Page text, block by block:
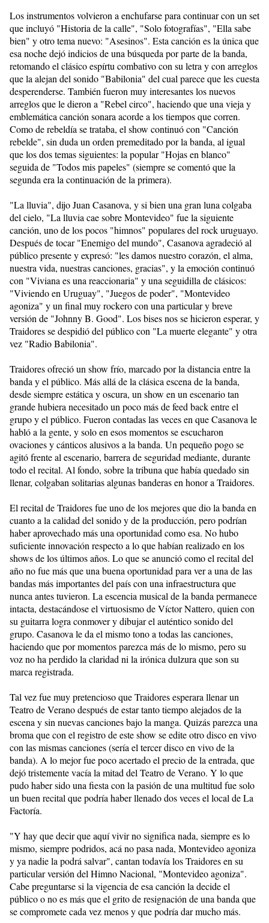
Los instrumentos volvieron a enchufarse para continuar con un set
que incluyó "Historia de la calle", "Solo fotografías", "Ella sabe
bien" y otro tema nuevo: "Asesinos". Esta canción es la única que
esa noche dejó indicios de una búsqueda por parte de la banda,
retomando el clásico espírtu combativo con su letra y con arreglos
que la alejan del sonido "Babilonia" del cual parece que les cuesta
desperenderse. También fueron muy interesantes los nuevos
arreglos que le dieron a "Rebel circo", haciendo que una vieja y
emblemática canción sonara acorde a los tiempos que corren.
Como de rebeldía se trataba, el show continuó con "Canción
rebelde", sin duda un orden premeditado por la banda, al igual
que los dos temas siguientes: la popular "Hojas en blanco"
seguida de "Todos mis papeles" (siempre se comentó que la
segunda era la continuación de la primera).
"La lluvia", dijo Juan Casanova, y si bien una gran luna colgaba
del cielo, "La lluvia cae sobre Montevideo" fue la siguiente
canción, uno de los pocos "himnos" populares del rock uruguayo.
Después de tocar "Enemigo del mundo", Casanova agradeció al
público presente y expresó: "les damos nuestro corazón, el alma,
nuestra vida, nuestras canciones, gracias", y la emoción continuó
con "Viviana es una reaccionaria" y una seguidilla de clásicos:
"Viviendo en Uruguay", "Juegos de poder", "Montevideo
agoniza" y un final muy rockero con una particular y breve
versión de "Johnny B. Good". Los bises nos se hicieron esperar, y
Traidores se despidió del público con "La muerte elegante" y otra
vez "Radio Babilonia".
Traidores ofreció un show frío, marcado por la distancia entre la
banda y el público. Más allá de la clásica escena de la banda,
desde siempre estática y oscura, un show en un escenario tan
grande hubiera necesitado un poco más de feed back entre el
grupo y el público. Fueron contadas las veces en que Casanova le
habló a la gente, y solo en esos momentos se escucharon
ovaciones y cánticos alusivos a la banda. Un pequeño pogo se
agitó frente al escenario, barrera de seguridad mediante, durante
todo el recital. Al fondo, sobre la tribuna que había quedado sin
llenar, colgaban solitarias algunas banderas en honor a Traidores.
El recital de Traidores fue uno de los mejores que dio la banda en
cuanto a la calidad del sonido y de la producción, pero podrían
haber aprovechado más una oportunidad como esa. No hubo
suficiente innovación respecto a lo que habían realizado en los
shows de los últimos años. Lo que se anunció como el recital del
año no fue más que una buena oportunidad para ver a una de las
bandas más importantes del país con una infraestructura que
nunca antes tuvieron. La escencia musical de la banda permanece
intacta, destacándose el virtuosismo de Víctor Nattero, quien con
su guitarra logra conmover y dibujar el auténtico sonido del
grupo. Casanova le da el mismo tono a todas las canciones,
haciendo que por momentos parezca más de lo mismo, pero su
voz no ha perdido la claridad ni la irónica dulzura que son su
marca registrada.
Tal vez fue muy pretencioso que Traidores esperara llenar un
Teatro de Verano después de estar tanto tiempo alejados de la
escena y sin nuevas canciones bajo la manga. Quizás parezca una
broma que con el registro de este show se edite otro disco en vivo
con las mismas canciones (sería el tercer disco en vivo de la
banda). A lo mejor fue poco acertado el precio de la entrada, que
dejó tristemente vacía la mitad del Teatro de Verano. Y lo que
pudo haber sido una fiesta con la pasión de una multitud fue solo
un buen recital que podría haber llenado dos veces el local de La
Factoría.
"Y hay que decir que aquí vivir no significa nada, siempre es lo
mismo, siempre podridos, acá no pasa nada, Montevideo agoniza
y ya nadie la podrá salvar", cantan todavía los Traidores en su
particular versión del Himno Nacional, "Montevideo agoniza".
Cabe preguntarse si la vigencia de esa canción la decide el
público o no es más que el grito de resignación de una banda que
se compromete cada vez menos y que podría dar mucho más.